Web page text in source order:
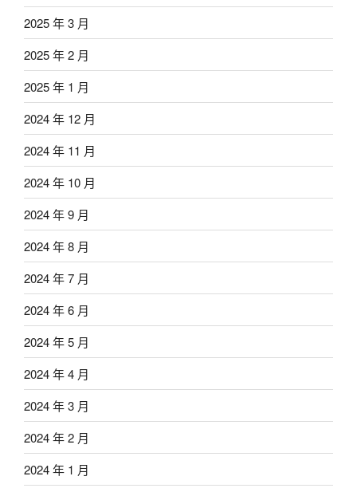
2025 年 3 月
2025 年 2 月
2025 年 1 月
2024 年 12 月
2024 年 11 月
2024 年 10 月
2024 年 9 月
2024 年 8 月
2024 年 7 月
2024 年 6 月
2024 年 5 月
2024 年 4 月
2024 年 3 月
2024 年 2 月
2024 年 1 月